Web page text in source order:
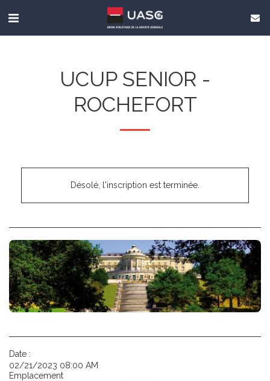
UCUP SENIOR -
ROCHEFORT
Désolé, l'inscription est terminée.
Date :
02/21/2023 08:00 AM
Emplacement